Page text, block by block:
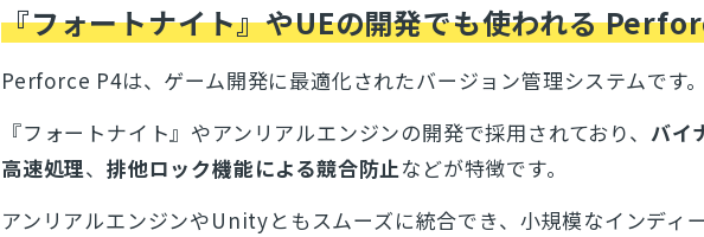
『フォートナイト』やUEの開発でも使われる
Perforce P4は、ゲーム開発に最適化されたバージョン管理システムです。
『フォートナイト』やアンリアルエンジンの開発で採用されており、 バイ
高速処理、排他ロック機能による競合防止などが特徴です。
アンリアルエンジンやUnityともスムーズに統合でき、小規模なインディ